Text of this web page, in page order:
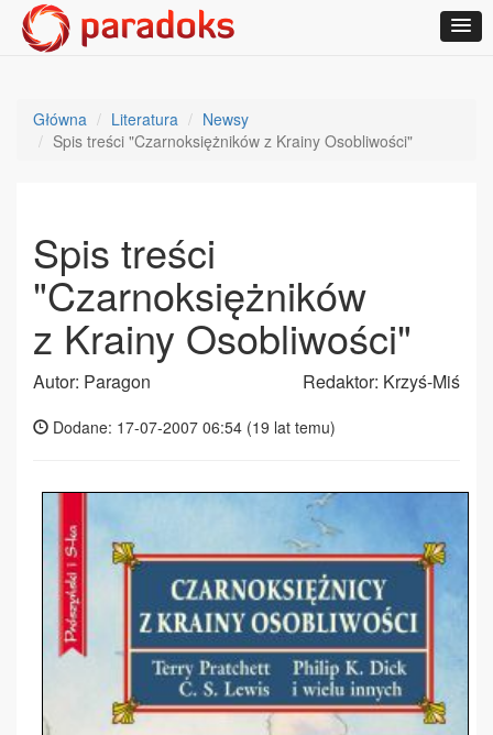
Główna Literatura
Newsy
Spis treści "Czarnoksiężników z Krainy Osobliwości"
Spis treści
"Czarnoksiężników
z Krainy Osobliwości"
Autor: Paragon Redaktor: Krzyś-Miś
Dodane: 17-07-2007 06:54 (19 lat temu)